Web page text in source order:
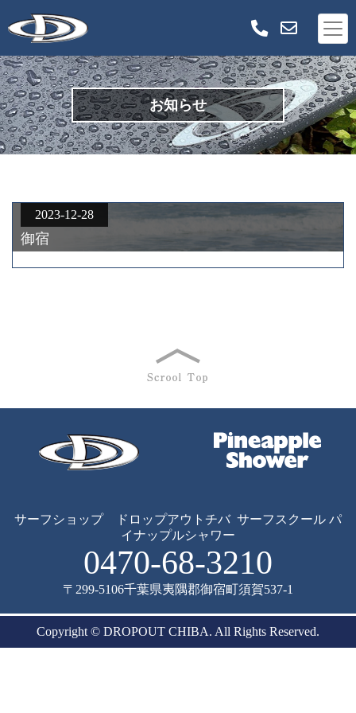
お知らせ
2023-12-28
御宿
サーフショップ ドロップアウトチバ サーフスクール パ
イナップルシャワー
0470-68-3210
〒299-5106千葉県夷隅郡御宿町須賀537-1
Copyright © DROPOUT CHIBA. All Rights Reserved.